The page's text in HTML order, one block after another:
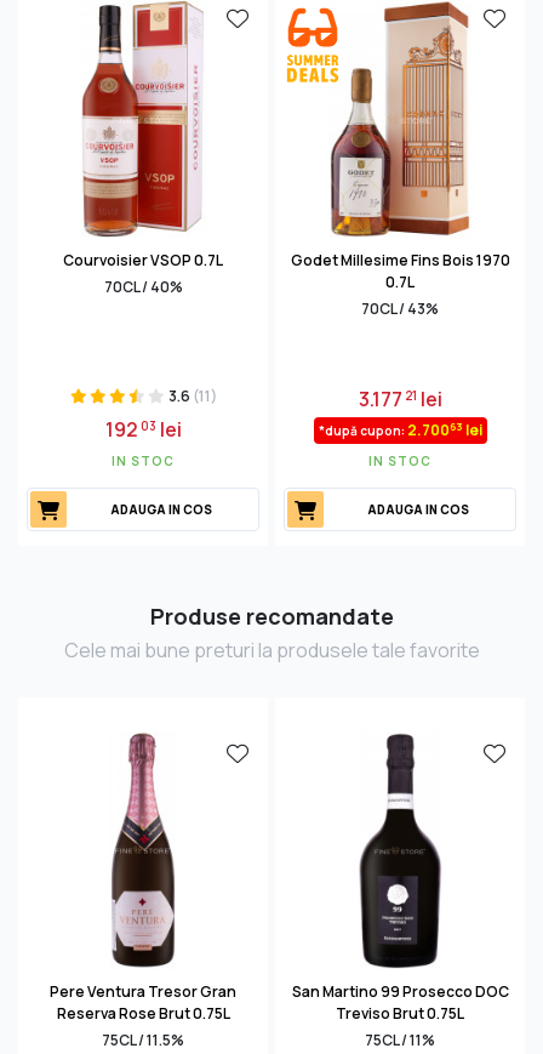
Courvoisier VSOP 0.7L
70CL / 40%
3.6 (11)
19203 lei
IN STOC
ADAUGA IN COS
Godet Millesime Fins Bois 1970
0.7L
70CL / 43%
3.177 21 lei
*după cupon: 2.70063 lei
IN STOC
ADAUGA IN COS
Produse recomandate
Cele mai bune preturi la produsele tale favorite
Pere Ventura Tresor Gran
Reserva Rose Brut 0.75L
75CL / 11.5%
San Martino 99 Prosecco DOC
Treviso Brut 0.75L
75CL / 11%